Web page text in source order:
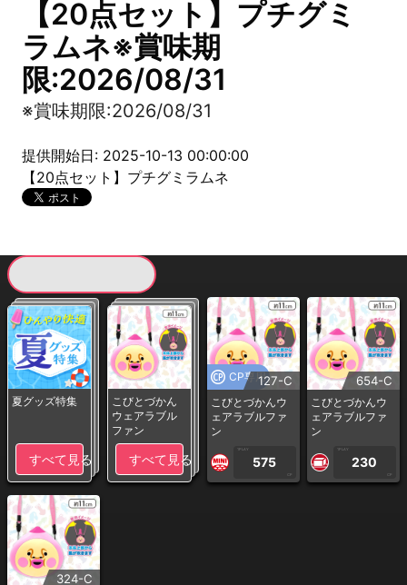
【20点セット】プチグミ
ラムネ※賞味期
限:2026/08/31
※賞味期限:2026/08/31
提供開始日: 2025-10-13 00:00:00
【20点セット】プチグミラムネ
夏グッズ特集
すべて見る
こびとづかん
ウェアラブル
ファン
すべて見る
CP専用127-C
こびとづかんウ
ェアラブルファ
ン
1PLAY
575
CP
654-C
こびとづかんウ
ェアラブルファ
ン
1PLAY
230
CP
324-C